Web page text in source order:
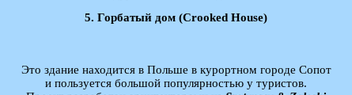
5. Горбатый дом (Crooked House)
Это здание находится в Польше в курортном городе Сопот
и пользуется большой популярностью у туристов.